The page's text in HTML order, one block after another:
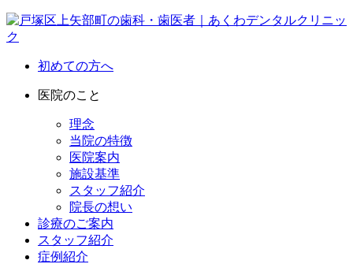
初めての方へ
医院のこと
理念
当院の特徴
医院案内
施設基準
スタッフ紹介
院長の想い
診療のご案内
スタッフ紹介
症例紹介